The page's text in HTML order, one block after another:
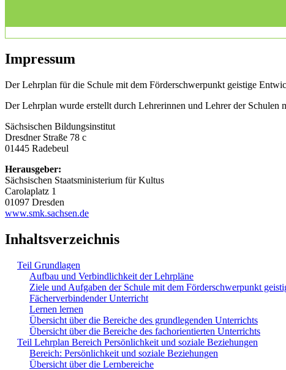
Impressum
Der Lehrplan für die Schule mit dem Förderschwerpunkt geistige
Der Lehrplan wurde erstellt durch Lehrerinnen und Lehrer der
Sächsischen Bildungsinstitut
Dresdner Straße 78 c
01445 Radebeul
Herausgeber:
Sächsischen Staatsministerium für Kultus
Carolaplatz 1
01097 Dresden
www.smk.sachsen.de
Inhaltsverzeichnis
Teil Grundlagen
Aufbau und Verbindlichkeit der Lehrpläne
Ziele und Aufgaben der Schule mit dem Förderschwerpunkt
Fächerverbindender Unterricht
Lernen lernen
Übersicht über die Bereiche des grundlegenden Unterrichts
Übersicht über die Bereiche des fachorientierten Unterrichts
Teil Lehrplan Bereich Persönlichkeit und soziale Beziehungen
Bereich: Persönlichkeit und soziale Beziehungen
Übersicht über die Lernbereiche